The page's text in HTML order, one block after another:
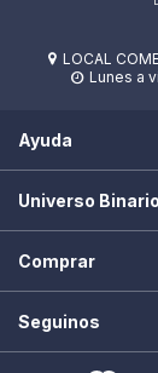
 LOCAL
 Lunes a
Ayuda
Universo Binario
Comprar
Seguinos